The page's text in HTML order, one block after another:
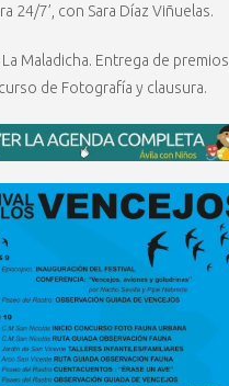
24/7’, con Sara Díaz Viñuelas.
Maladicha. Entrega de premios
de Fotografía y clausura.